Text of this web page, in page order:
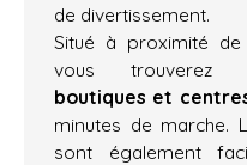
de divertissement.
Situé à proximité de
vous trouverez
boutiques et
minutes de marche.
sont également